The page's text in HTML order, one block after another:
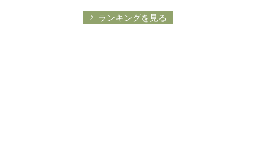
ランキングを見る